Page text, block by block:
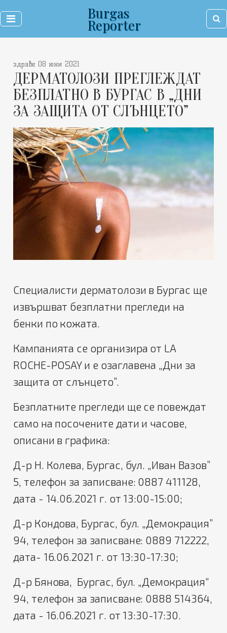
Burgas
Reporter
здраве 08 юни 2021
ДЕРМАТОЛОЗИ ПРЕГЛЕЖДАТ
БЕЗПЛАТНО В БУРГАС В „ДНИ
ЗА ЗАЩИТА ОТ СЛЪНЦЕТО”
Специалисти дерматолози в Бургас ще
извършват безплатни прегледи на
бенки по кожата.
Кампанията се организира от LA
ROCHE-POSAY и е озаглавена „Дни за
защита от слънцето”.
Безплатните прегледи ще се повеждат
само на посочените дати и часове,
описани в графика:
Д-р Н. Колева, Бургас, бул. „Иван Вазов”
5, телефон за записване: 0887 411128,
дата - 14.06.2021 г. от 13:00-15:00;
Д-р Кондова, Бургас, бул. „Демокрация”
94, телефон за записване: 0889 712222,
дата- 16.06.2021 г. от 13:30-17:30;
Д-р Бянова, Бургас, бул. „Демокрация“
94, телефон за записване: 0888 514364,
дата - 16.06.2021 г. от 13:30-17:30.